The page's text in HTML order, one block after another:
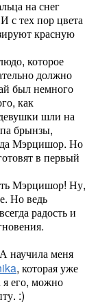
на снег
с тех пор цвета
красную
которое
должно
был немного
как
шли на
брынзы,
Мэрцишор. Но
в первый
Мэрцишор! Ну,
Но ведь
радость и
научила меня
, которая уже
я его, можно
:)